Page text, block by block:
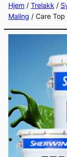
Hjem/ Trelakk /
Maling / Care Top